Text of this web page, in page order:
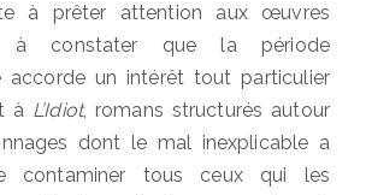
à prêter attention aux œuvres
à constater que la période
accorde un intérêt tout particulier
à L’Idiot, romans structurés autour
dont le mal inexplicable a
contaminer tous ceux qui les